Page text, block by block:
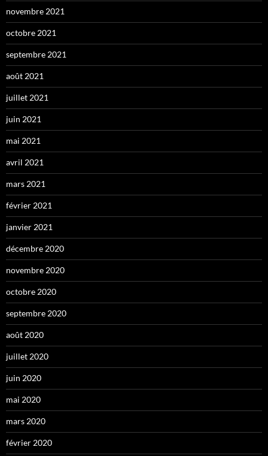
novembre 2021
octobre 2021
septembre 2021
août 2021
juillet 2021
juin 2021
mai 2021
avril 2021
mars 2021
février 2021
janvier 2021
décembre 2020
novembre 2020
octobre 2020
septembre 2020
août 2020
juillet 2020
juin 2020
mai 2020
mars 2020
février 2020